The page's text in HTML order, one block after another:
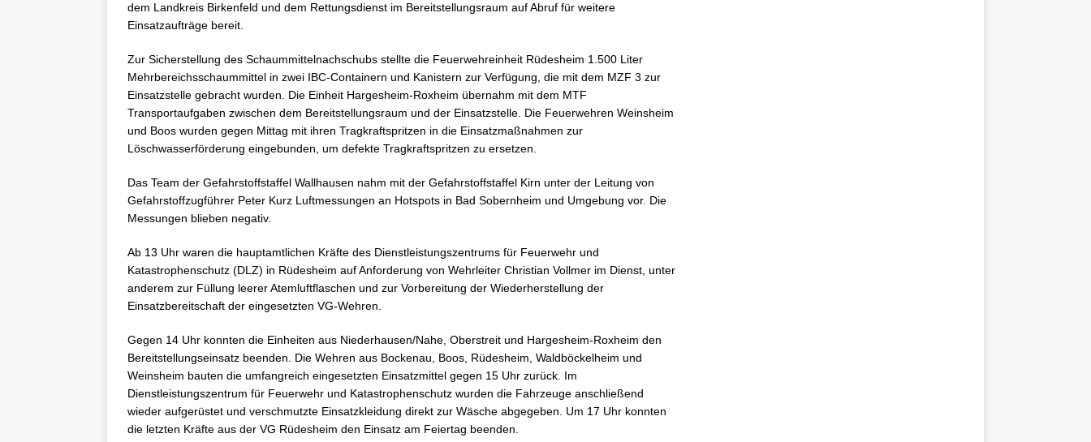
dem Landkreis Birkenfeld und dem Rettungsdienst im Bereitstellungsraum auf Abruf für weitere
Einsatzaufträge bereit.
Zur Sicherstellung des Schaummittelnachschubs stellte die Feuerwehreinheit Rüdesheim 1.500 Liter
Mehrbereichsschaummittel in zwei IBC-Containern und Kanistern zur Verfügung, die mit dem MZF 3 zur
Einsatzstelle gebracht wurden. Die Einheit Hargesheim-Roxheim übernahm mit dem MTF
Transportaufgaben zwischen dem Bereitstellungsraum und der Einsatzstelle. Die Feuerwehren Weinsheim
und Boos wurden gegen Mittag mit ihren Tragkraftspritzen in die Einsatzmaßnahmen zur
Löschwasserförderung eingebunden, um defekte Tragkraftspritzen zu ersetzen.
Das Team der Gefahrstoffstaffel Wallhausen nahm mit der Gefahrstoffstaffel Kirn unter der Leitung von
Gefahrstoffzugführer Peter Kurz Luftmessungen an Hotspots in Bad Sobernheim und Umgebung vor. Die
Messungen blieben negativ.
Ab 13 Uhr waren die hauptamtlichen Kräfte des Dienstleistungszentrums für Feuerwehr und
Katastrophenschutz (DLZ) in Rüdesheim auf Anforderung von Wehrleiter Christian Vollmer im Dienst, unter
anderem zur Füllung leerer Atemluftflaschen und zur Vorbereitung der Wiederherstellung der
Einsatzbereitschaft der eingesetzten VG-Wehren.
Gegen 14 Uhr konnten die Einheiten aus Niederhausen/Nahe, Oberstreit und Hargesheim-Roxheim den
Bereitstellungseinsatz beenden. Die Wehren aus Bockenau, Boos, Rüdesheim, Waldböckelheim und
Weinsheim bauten die umfangreich eingesetzten Einsatzmittel gegen 15 Uhr zurück. Im
Dienstleistungszentrum für Feuerwehr und Katastrophenschutz wurden die Fahrzeuge anschließend
wieder aufgerüstet und verschmutzte Einsatzkleidung direkt zur Wäsche abgegeben. Um 17 Uhr konnten
die letzten Kräfte aus der VG Rüdesheim den Einsatz am Feiertag beenden.